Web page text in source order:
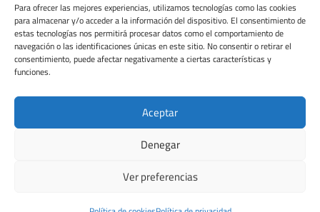
Para ofrecer las mejores experiencias, utilizamos tecnologías como las cookies
para almacenar y/o acceder a la información del dispositivo. El consentimiento de
estas tecnologías nos permitirá procesar datos como el comportamiento de
navegación o las identificaciones únicas en este sitio. No consentir o retirar el
consentimiento, puede afectar negativamente a ciertas características y
funciones.
Aceptar
Denegar
Ver preferencias